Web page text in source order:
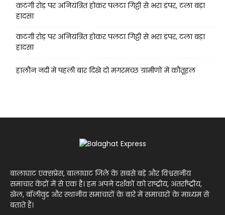
कटंगी रोड़ पर अनियंत्रित होकर पलटा गिट्टी से भरा डंपर, टला बड़ा
हादसा
कटंगी रोड़ पर अनियंत्रित होकर पलटा गिट्टी से भरा डंपर, टला बड़ा
हादसा
हालौन नदी में पहली बार दिखे दो मगरमच्छ ग्रामीणों में कौतूहल
बालाघाट एक्सप्रेस, बालाघाट जिले के सबसे बड़े और विश्वसनीय
समाचार केंद्रों में से एक है। हम अपने दर्शकों को राष्ट्रीय, अंतर्राष्ट्रीय,
खेल, बॉलीवुड और स्थानीय समाचारों के बारे में समाचारों के माध्यम से
बताते हैं।